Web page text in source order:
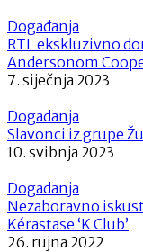
Događanja
RTL ekskluzivno
Andersonom
7. siječnja 2023
Događanja
Slavonci iz grupe
10. svibnja 2023
Događanja
Nezaboravno
Kérastase ‘K Club’
26. rujna 2022